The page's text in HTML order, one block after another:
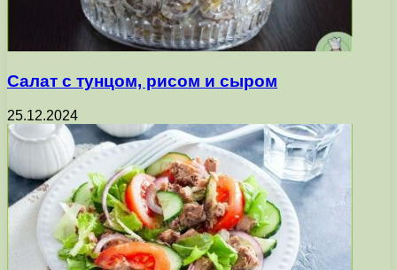
Салат с тунцом, рисом и сыром
25.12.2024